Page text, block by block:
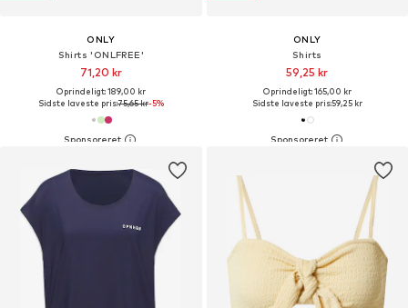
ONLY
Shirts 'ONLFREE'
71,20 kr
Oprindeligt: 189,00 kr
Sidste laveste pris:75,65 kr-5%
ONLY
Shirts
59,25 kr
Oprindeligt: 165,00 kr
Sidste laveste pris:59,25 kr